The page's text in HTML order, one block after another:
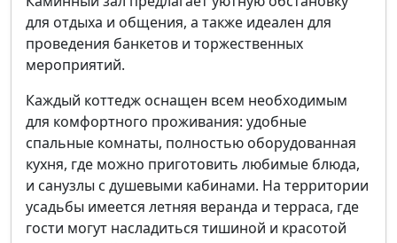
для отдыха и общения, а также идеален для
проведения банкетов и торжественных
мероприятий.
Каждый коттедж оснащен всем необходимым
для комфортного проживания: удобные
спальные комнаты, полностью оборудованная
кухня, где можно приготовить любимые блюда,
и санузлы с душевыми кабинами. На территории
усадьбы имеется летняя веранда и терраса, где
гости могут насладиться тишиной и красотой